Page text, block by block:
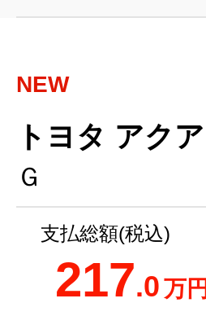
NEW
トヨタ アクア
Ｇ
支払総額(税込)
217.0万円